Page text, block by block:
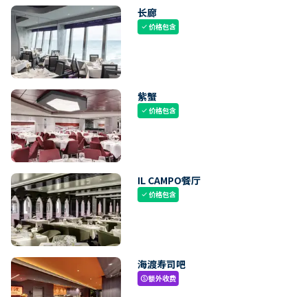
长廊
check价格包含
紫蟹
check价格包含
IL CAMPO餐厅
check价格包含
海渡寿司吧
paid额外收费